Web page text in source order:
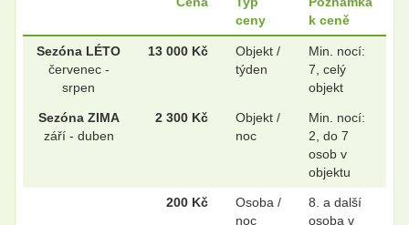
ceny
k ceně
Sezóna LÉTO
červenec -
srpen
13 000 Kč
Objekt /
týden
Min. nocí:
7, celý
objekt
Sezóna ZIMA
září - duben
2 300 Kč
Objekt /
noc
Min. nocí:
2, do 7
osob v
objektu
200 Kč
Osoba /
noc
8. a další
osoba v